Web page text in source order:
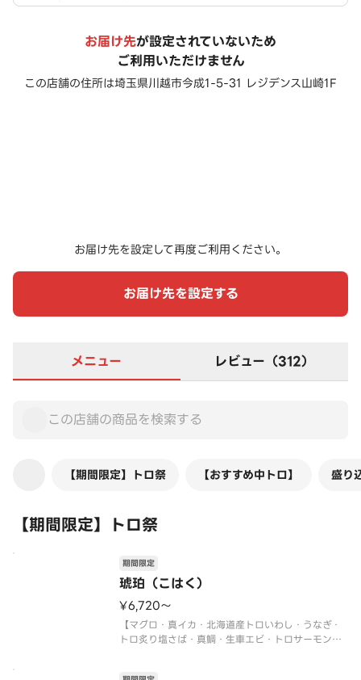
お届け先が設定されていないため
ご利用いただけません
この店舗の住所は埼玉県川越市今成1-5-31 レジデンス山崎1F
お届け先を設定して再度ご利用ください。
お届け先を設定する
メニュー レビュー（312）
【期間限定】トロ祭 【おすすめ中トロ】 盛り
【期間限定】トロ祭
琥珀（こはく）
期間限定
¥6,720〜
【マグロ・真イカ・北海道産トロいわし・うなぎ・
トロ炙り塩さば・真鯛・生車エビ・トロサーモン・